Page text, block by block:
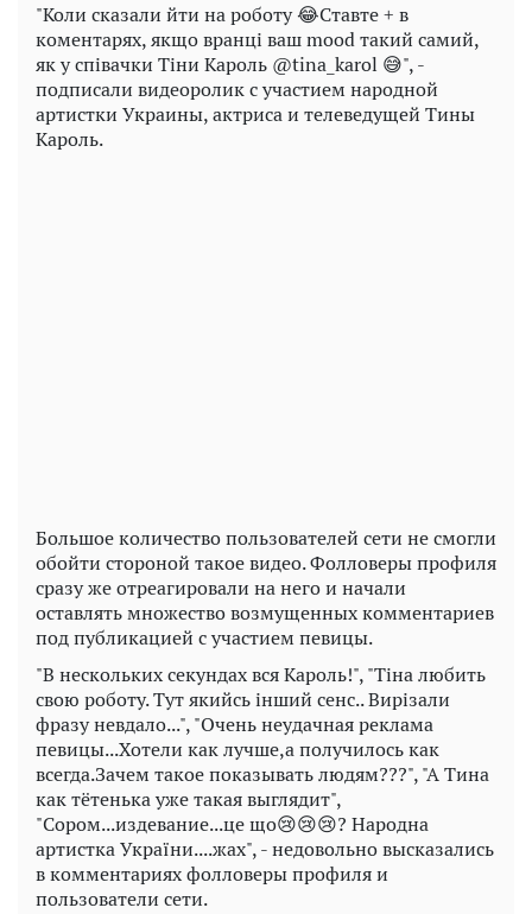
"Коли сказали йти на роботу 😂Ставте + в
коментарях, якщо вранці ваш mood такий самий,
як у співачки Тіни Кароль @tina_karol 😅", -
подписали видеоролик с участием народной
артистки Украины, актриса и телеведущей Тины
Кароль.
Большое количество пользователей сети не смогли
обойти стороной такое видео. Фолловеры профиля
сразу же отреагировали на него и начали
оставлять множество возмущенных комментариев
под публикацией с участием певицы.
"В нескольких секундах вся Кароль!", "Тіна любить
свою роботу. Тут якийсь інший сенс.. Вирізали
фразу невдало...", "Очень неудачная реклама
певицы...Хотели как лучше,а получилось как
всегда.Зачем такое показывать людям???", "А Тина
как тётенька уже такая выглядит",
"Сором...издевание...це що😢😢😢? Народна
артистка України....жах", - недовольно высказались
в комментариях фолловеры профиля и
пользователи сети.